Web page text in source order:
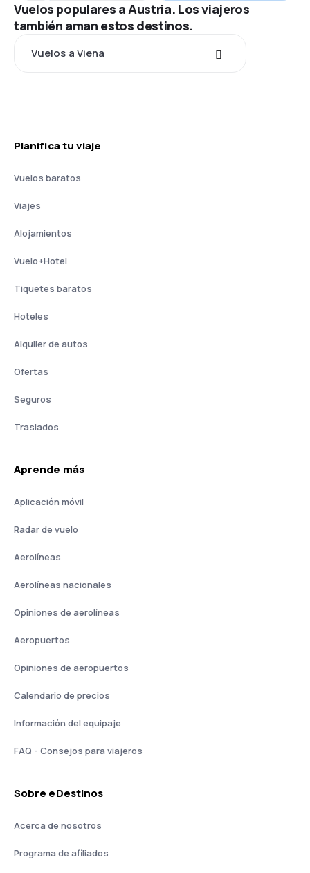
Vuelos populares a Austria. Los viajeros
también aman estos destinos.
Vuelos a Viena
Planifica tu viaje
Vuelos baratos
Viajes
Alojamientos
Vuelo+Hotel
Tiquetes baratos
Hoteles
Alquiler de autos
Ofertas
Seguros
Traslados
Aprende más
Aplicación móvil
Radar de vuelo
Aerolíneas
Aerolíneas nacionales
Opiniones de aerolíneas
Aeropuertos
Opiniones de aeropuertos
Calendario de precios
Información del equipaje
FAQ - Consejos para viajeros
Sobre eDestinos
Acerca de nosotros
Programa de afiliados